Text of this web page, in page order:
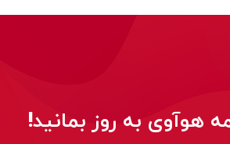
هوآوی به روز بمانید!